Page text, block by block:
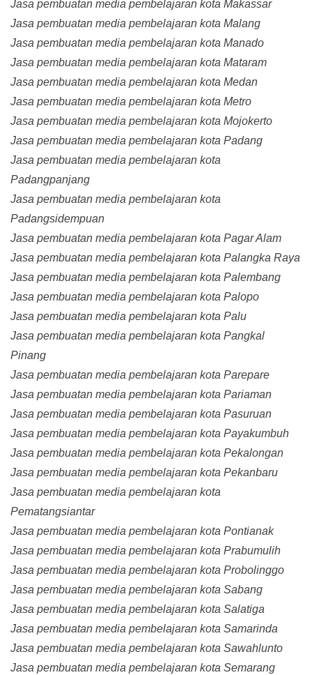
Jasa pembuatan media pembelajaran kota Makassar
Jasa pembuatan media pembelajaran kota Malang
Jasa pembuatan media pembelajaran kota Manado
Jasa pembuatan media pembelajaran kota Mataram
Jasa pembuatan media pembelajaran kota Medan
Jasa pembuatan media pembelajaran kota Metro
Jasa pembuatan media pembelajaran kota Mojokerto
Jasa pembuatan media pembelajaran kota Padang
Jasa pembuatan media pembelajaran kota
Padangpanjang
Jasa pembuatan media pembelajaran kota
Padangsidempuan
Jasa pembuatan media pembelajaran kota Pagar Alam
Jasa pembuatan media pembelajaran kota Palangka Raya
Jasa pembuatan media pembelajaran kota Palembang
Jasa pembuatan media pembelajaran kota Palopo
Jasa pembuatan media pembelajaran kota Palu
Jasa pembuatan media pembelajaran kota Pangkal
Pinang
Jasa pembuatan media pembelajaran kota Parepare
Jasa pembuatan media pembelajaran kota Pariaman
Jasa pembuatan media pembelajaran kota Pasuruan
Jasa pembuatan media pembelajaran kota Payakumbuh
Jasa pembuatan media pembelajaran kota Pekalongan
Jasa pembuatan media pembelajaran kota Pekanbaru
Jasa pembuatan media pembelajaran kota
Pematangsiantar
Jasa pembuatan media pembelajaran kota Pontianak
Jasa pembuatan media pembelajaran kota Prabumulih
Jasa pembuatan media pembelajaran kota Probolinggo
Jasa pembuatan media pembelajaran kota Sabang
Jasa pembuatan media pembelajaran kota Salatiga
Jasa pembuatan media pembelajaran kota Samarinda
Jasa pembuatan media pembelajaran kota Sawahlunto
Jasa pembuatan media pembelajaran kota Semarang